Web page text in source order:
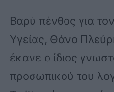
Βαρύ πένθος για
Υγείας, Θάνο
έκανε ο ίδιος
προσωπικού του